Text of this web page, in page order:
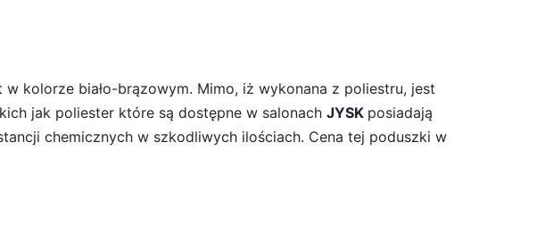
kolorze biało-brązowym. Mimo, iż wykonana z poliestru, jest
jak poliester które są dostępne w salonach JYSK posiadają
chemicznych w szkodliwych ilościach. Cena tej poduszki w